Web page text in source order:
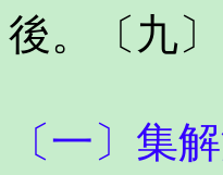
後。〔九〕
〔一〕集